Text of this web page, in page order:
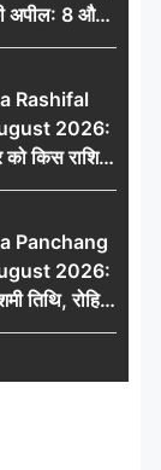
अपील: 8 और
को मतदान
नाम
Rashifal
2026:
को किस राशि
किस्मत,
में सफलता?
Panchang
2026:
तिथि, रोहिणी
सर्वार्थसिद्धि